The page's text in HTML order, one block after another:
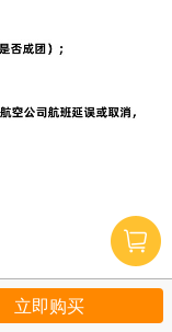
立即购买